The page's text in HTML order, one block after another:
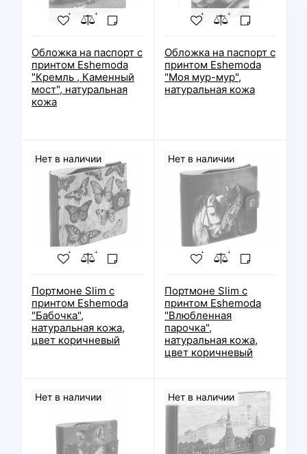
Обложка на паспорт с
принтом Eshemoda
"Кремль , Каменный
мост", натуральная
кожа
Обложка на паспорт с
принтом Eshemoda
"Моя мур-мур",
натуральная кожа
Нет в наличии
Портмоне Slim с
принтом Eshemoda
"Бабочка",
натуральная кожа,
цвет коричневый
Нет в наличии
Портмоне Slim с
принтом Eshemoda
"Влюбленная
парочка",
натуральная кожа,
цвет коричневый
Нет в наличии Нет в наличии